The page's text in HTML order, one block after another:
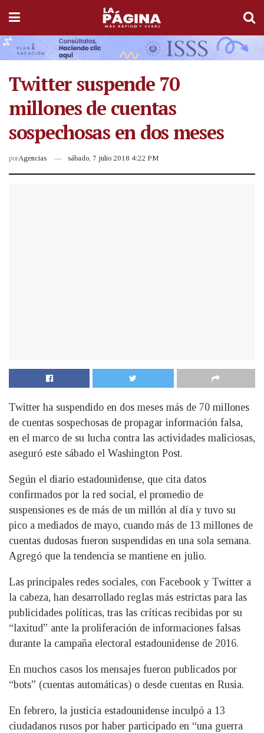
Twitter suspende 70
millones de cuentas
sospechosas en dos meses
porAgencias sábado, 7 julio 2018 4:22 PM
Twitter ha suspendido en dos meses más de 70 millones
de cuentas sospechosas de propagar información falsa,
en el marco de su lucha contra las actividades maliciosas,
aseguró este sábado el Washington Post.
Según el diario estadounidense, que cita datos
confirmados por la red social, el promedio de
suspensiones es de más de un millón al día y tuvo su
pico a mediados de mayo, cuando más de 13 millones de
cuentas dudosas fueron suspendidas en una sola semana.
Agregó que la tendencia se mantiene en julio.
Las principales redes sociales, con Facebook y Twitter a
la cabeza, han desarrollado reglas más estrictas para las
publicidades políticas, tras las críticas recibidas por su
“laxitud” ante la proliferación de informaciones falsas
durante la campaña electoral estadounidense de 2016.
En muchos casos los mensajes fueron publicados por
“bots” (cuentas automáticas) o desde cuentas en Rusia.
En febrero, la justicia estadounidense inculpó a 13
ciudadanos rusos por haber participado en “una guerra